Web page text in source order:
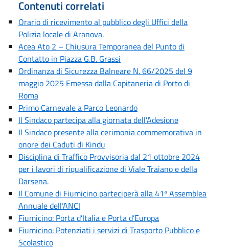
Contenuti correlati
Orario di ricevimento al pubblico degli Uffici della
Polizia locale di Aranova.
Acea Ato 2 – Chiusura Temporanea del Punto di
Contatto in Piazza G.B. Grassi
Ordinanza di Sicurezza Balneare N. 66/2025 del 9
maggio 2025 Emessa dalla Capitaneria di Porto di
Roma
Primo Carnevale a Parco Leonardo
Il Sindaco partecipa alla giornata dell'Adesione
Il Sindaco presente alla cerimonia commemorativa in
onore dei Caduti di Kindu
Disciplina di Traffico Provvisoria dal 21 ottobre 2024
per i lavori di riqualificazione di Viale Traiano e della
Darsena.
Il Comune di Fiumicino parteciperà alla 41ª Assemblea
Annuale dell’ANCI
Fiumicino: Porta d’Italia e Porta d’Europa
Fiumicino: Potenziati i servizi di Trasporto Pubblico e
Scolastico